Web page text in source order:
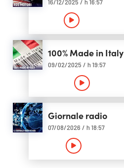
100% Made in Italy
09/02/2025 / h 19:57
Giornale radio
07/08/2026 / h 18:57